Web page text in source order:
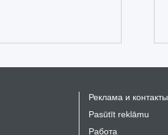
Реклама и контакты
Pasūtīt reklāmu
Работа